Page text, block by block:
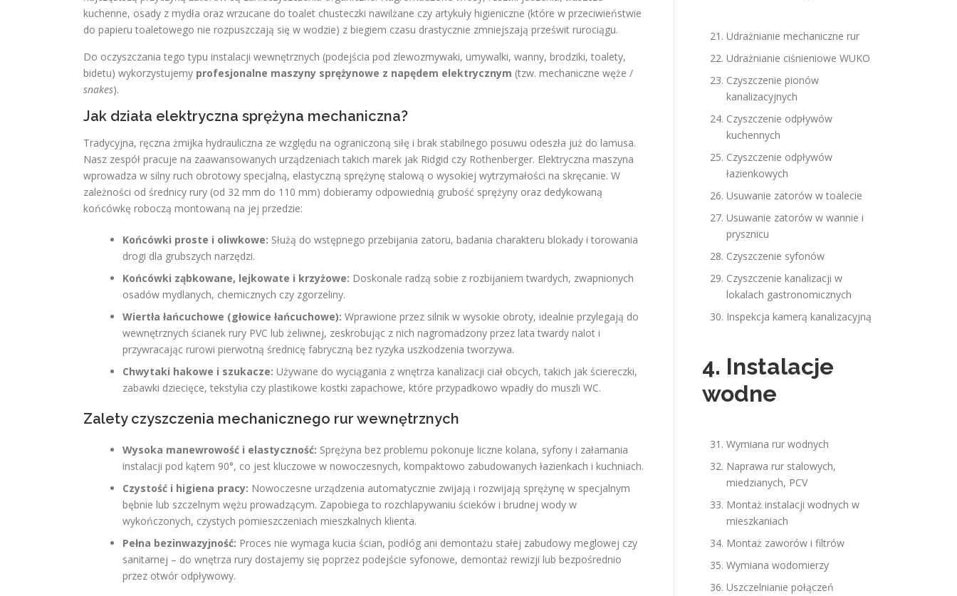
kuchenne, osady z mydła oraz wrzucane do toalet chusteczki nawilżane czy artykuły higieniczne (które w przeciwieństwie
do papieru toaletowego nie rozpuszczają się w wodzie) z biegiem czasu drastycznie zmniejszają prześwit rurociągu.
Do oczyszczania tego typu instalacji wewnętrznych (podejścia pod zlewozmywaki, umywalki, wanny, brodziki, toalety,
bidetu) wykorzystujemy profesjonalne maszyny sprężynowe z napędem elektrycznym (tzw. mechaniczne węże /
snakes).
Jak działa elektryczna sprężyna mechaniczna?
Tradycyjna, ręczna żmijka hydrauliczna ze względu na ograniczoną siłę i brak stabilnego posuwu odeszła już do lamusa.
Nasz zespół pracuje na zaawansowanych urządzeniach takich marek jak Ridgid czy Rothenberger. Elektryczna maszyna
wprowadza w silny ruch obrotowy specjalną, elastyczną sprężynę stalową o wysokiej wytrzymałości na skręcanie. W
zależności od średnicy rury (od 32 mm do 110 mm) dobieramy odpowiednią grubość sprężyny oraz dedykowaną
końcówkę roboczą montowaną na jej przedzie:
Końcówki proste i oliwkowe: Służą do wstępnego przebijania zatoru, badania charakteru blokady i torowania
drogi dla grubszych narzędzi.
Końcówki ząbkowane, lejkowate i krzyżowe: Doskonale radzą sobie z rozbijaniem twardych, zwapnionych
osadów mydlanych, chemicznych czy zgorzeliny.
Wiertła łańcuchowe (głowice łańcuchowe): Wprawione przez silnik w wysokie obroty, idealnie przylegają do
wewnętrznych ścianek rury PVC lub żeliwnej, zeskrobując z nich nagromadzony przez lata twardy nalot i
przywracając rurowi pierwotną średnicę fabryczną bez ryzyka uszkodzenia tworzywa.
Chwytaki hakowe i szukacze: Używane do wyciągania z wnętrza kanalizacji ciał obcych, takich jak ściereczki,
zabawki dziecięce, tekstylia czy plastikowe kostki zapachowe, które przypadkowo wpadły do muszli WC.
Zalety czyszczenia mechanicznego rur wewnętrznych
Wysoka manewrowość i elastyczność: Sprężyna bez problemu pokonuje liczne kolana, syfony i załamania
instalacji pod kątem 90°, co jest kluczowe w nowoczesnych, kompaktowo zabudowanych łazienkach i kuchniach.
Czystość i higiena pracy: Nowoczesne urządzenia automatycznie zwijają i rozwijają sprężynę w specjalnym
bębnie lub szczelnym wężu prowadzącym. Zapobiega to rozchlapywaniu ścieków i brudnej wody w
wykończonych, czystych pomieszczeniach mieszkalnych klienta.
Pełna bezinwazyjność: Proces nie wymaga kucia ścian, podłóg ani demontażu stałej zabudowy meglowej czy
sanitarnej – do wnętrza rury dostajemy się poprzez podejście syfonowe, demontaż rewizji lub bezpośrednio
przez otwór odpływowy.
Udrażnianie mechaniczne rur
Udrażnianie ciśnieniowe WUKO
Czyszczenie pionów
kanalizacyjnych
Czyszczenie odpływów
kuchennych
Czyszczenie odpływów
łazienkowych
Usuwanie zatorów w toalecie
Usuwanie zatorów w wannie i
prysznicu
Czyszczenie syfonów
Czyszczenie kanalizacji w
lokalach gastronomicznych
Inspekcja kamerą kanalizacyjną
4. Instalacje
wodne
Wymiana rur wodnych
Naprawa rur stalowych,
miedzianych, PCV
Montaż instalacji wodnych w
mieszkaniach
Montaż zaworów i filtrów
Wymiana wodomierzy
Uszczelnianie połączeń